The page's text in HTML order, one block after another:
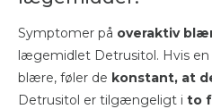
Symptomer på overaktiv
lægemidlet Detrusitol. Hvis
blære, føler de konstant, at
Detrusitol er tilgængeligt i to